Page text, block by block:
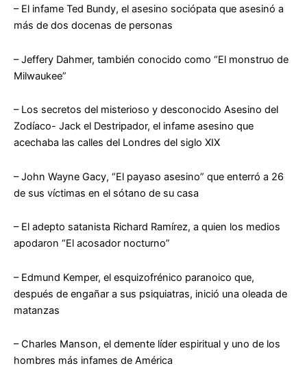
– El infame Ted Bundy, el asesino sociópata que asesinó a
más de dos docenas de personas
– Jeffery Dahmer, también conocido como “El monstruo de
Milwaukee”
– Los secretos del misterioso y desconocido Asesino del
Zodíaco- Jack el Destripador, el infame asesino que
acechaba las calles del Londres del siglo XIX
– John Wayne Gacy, “El payaso asesino” que enterró a 26
de sus víctimas en el sótano de su casa
– El adepto satanista Richard Ramírez, a quien los medios
apodaron “El acosador nocturno”
– Edmund Kemper, el esquizofrénico paranoico que,
después de engañar a sus psiquiatras, inició una oleada de
matanzas
– Charles Manson, el demente líder espiritual y uno de los
hombres más infames de América